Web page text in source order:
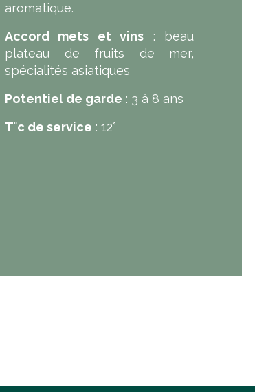
aromatique.
Accord mets et vins : beau
plateau de fruits de mer,
spécialités asiatiques
Potentiel de garde : 3 à 8 ans
T°c de service : 12°